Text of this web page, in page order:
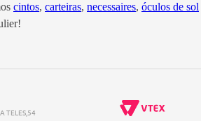
cintos, carteiras, necessaires, óculos de sol
TELES,54